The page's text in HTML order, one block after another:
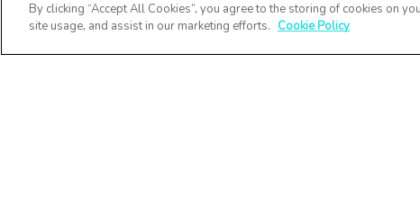
By clicking “Accept All Cookies”, you agree to the storing of cookies on
site usage, and assist in our marketing efforts. Cookie Policy